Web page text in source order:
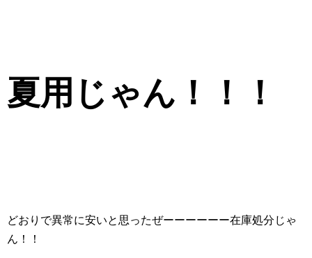
夏用じゃん！！！
どおりで異常に安いと思ったぜーーーーーー在庫処分じゃ
ん！！